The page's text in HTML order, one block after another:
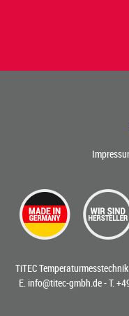
TiTEC
E. info@titec-gmbh.de- T.